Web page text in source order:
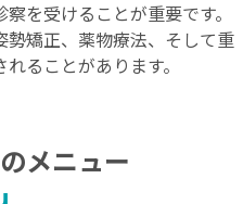
を受けることが重要です。
矯正、薬物療法、そして重
ることがあります。
メニュー